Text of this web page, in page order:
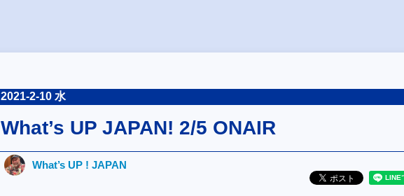
2021-2-10 水
What’s UP JAPAN! 2/5 ONAIR
What’s UP ! JAPAN